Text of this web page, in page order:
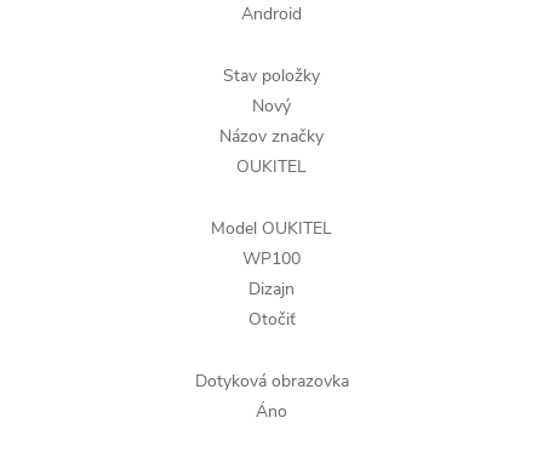
Android
Stav položky
Nový
Názov značky
OUKITEL
Model OUKITEL
WP100
Dizajn
Otočiť
Dotyková obrazovka
Áno